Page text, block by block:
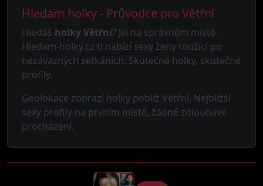
Hledám holky - Průvodce pro Větřní
Hledáš holky Větřní? Jsi na správném místě.
Hledam-holky.cz ti nabízí sexy ženy toužící po
nezávazných setkáních. Skutečné holky, skutečné
profily.
Geolokace zobrazí holky poblíž Větřní. Nejbližší
sexy profily na prvním místě, žádné zdlouhavé
procházení.